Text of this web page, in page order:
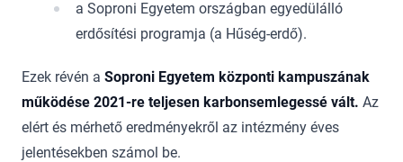
a Soproni Egyetem országban egyedülálló
erdősítési programja (a Hűség-erdő).
Ezek révén a Soproni Egyetem központi kampuszának
működése 2021-re teljesen karbonsemle­gessé vált. Az
elért és mérhető eredményekről az intézmény éves
jelentésekben számol be.